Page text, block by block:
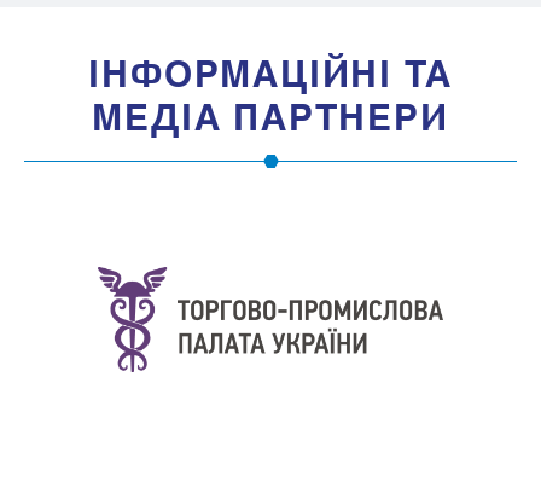
IНФОРМАЦIЙНI ТА
МЕДIА ПАРТНЕРИ